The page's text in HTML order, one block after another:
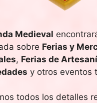
Medieval
sobre Ferias y
, Ferias de
y otros eventos
todos los detalles